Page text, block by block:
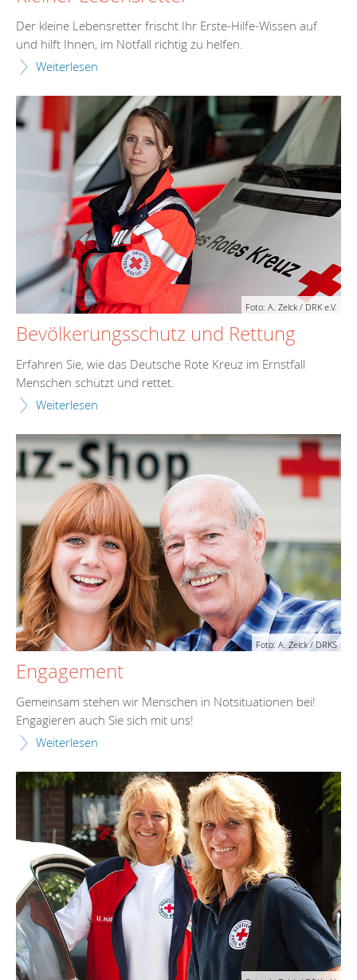
Der kleine Lebensretter frischt Ihr Erste-Hilfe-Wissen auf
und hilft Ihnen, im Notfall richtig zu helfen.
Weiterlesen
Foto: A. Zelck / DRK e.V.
Bevölkerungsschutz und Rettung
Erfahren Sie, wie das Deutsche Rote Kreuz im Ernstfall
Menschen schützt und rettet.
Weiterlesen
Foto: A. Zelck / DRKS
Engagement
Gemeinsam stehen wir Menschen in Notsituationen bei!
Engagieren auch Sie sich mit uns!
Weiterlesen